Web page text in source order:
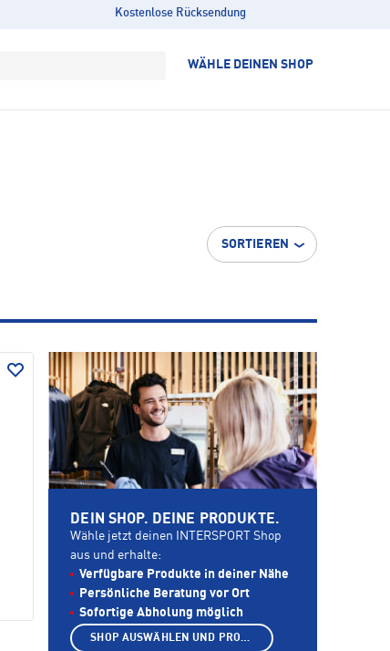
Kostenlose Rücksendung
WÄHLE DEINEN SHOP
SORTIEREN
DEIN SHOP. DEINE PRODUKTE.
Wähle jetzt deinen INTERSPORT Shop
aus und erhalte:
Verfügbare Produkte in deiner Nähe
Persönliche Beratung vor Ort
Sofortige Abholung möglich
SHOP AUSWÄHLEN UND PRODUKTE ANZEIGEN